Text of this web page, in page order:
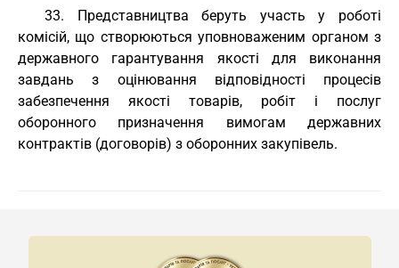
33. Представництва беруть участь у роботі
комісій, що створюються уповноваженим органом з
державного гарантування якості для виконання
завдань з оцінювання відповідності процесів
забезпечення якості товарів, робіт і послуг
оборонного призначення вимогам державних
контрактів (договорів) з оборонних закупівель.